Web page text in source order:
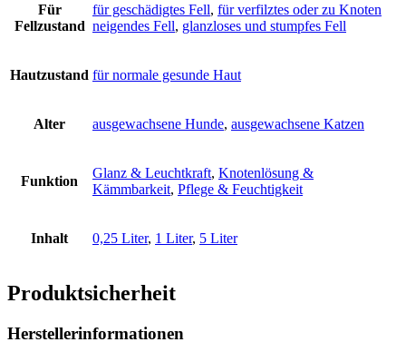
Für
Fellzustand
für geschädigtes Fell, für verfilztes oder zu Knoten
neigendes Fell, glanzloses und stumpfes Fell
Hautzustand für normale gesunde Haut
Alter ausgewachsene Hunde, ausgewachsene Katzen
Funktion
Glanz & Leuchtkraft, Knotenlösung &
Kämmbarkeit, Pflege & Feuchtigkeit
Inhalt 0,25 Liter, 1 Liter, 5 Liter
Produktsicherheit
Herstellerinformationen